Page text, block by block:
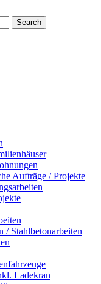
Aufträge / Projekte
/ Stahlbetonarbeiten
Ladekran